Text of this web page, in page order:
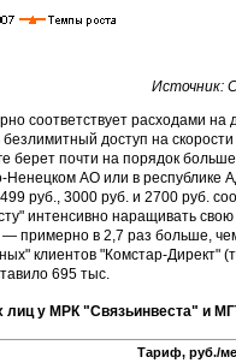
Источник:
соответствует расходами на
доступ на
берет почти на порядок
АО или в республике
руб., 3000 руб. и 2700 руб.
интенсивно наращивать свою
примерно в 2,7 раз больше,
клиентов "Комстар-Директ"
695 тыс.
у МРК "Связьинвеста" и
Тариф, руб./